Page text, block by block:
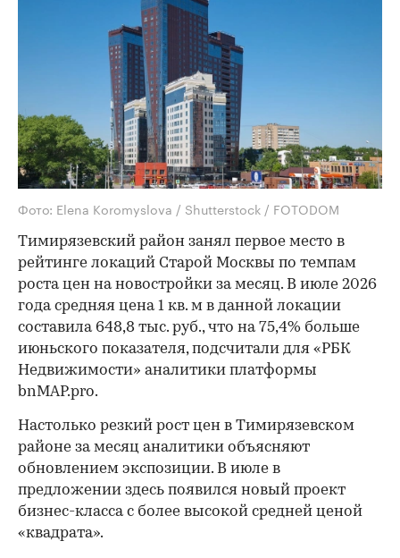
Фото: Elena Koromyslova / Shutterstock / FOTODOM
Тимирязевский район занял первое место в
рейтинге локаций Старой Москвы по темпам
роста цен на новостройки за месяц. В июле 2026
года средняя цена 1 кв. м в данной локации
составила 648,8 тыс. руб., что на 75,4% больше
июньского показателя, подсчитали для «РБК
Недвижимости» аналитики платформы
bnMAP.pro.
Настолько резкий рост цен в Тимирязевском
районе за месяц аналитики объясняют
обновлением экспозиции. В июле в
предложении здесь появился новый проект
бизнес-класса с более высокой средней ценой
«квадрата».